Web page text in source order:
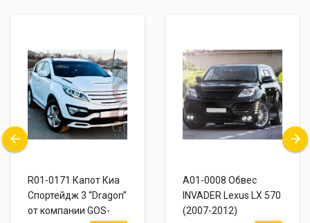
R01-0171 Капот Киа
Спортейдж 3 “Dragon”
от компании GOS-
A01-0008 Обвес
INVADER Lexus LX 570
(2007-2012)